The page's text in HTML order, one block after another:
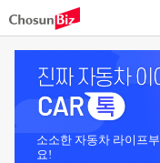
소소한 자동차 라이프
요!